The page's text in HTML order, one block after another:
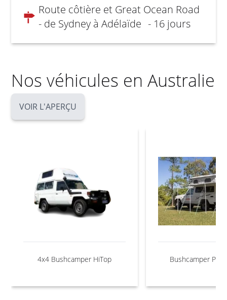
Route côtière et Great Ocean Road
- de Sydney à Adélaïde - 16 jours
Nos véhicules en Australie
VOIR L'APERÇU
4x4 Bushcamper HiTop Bushcamper